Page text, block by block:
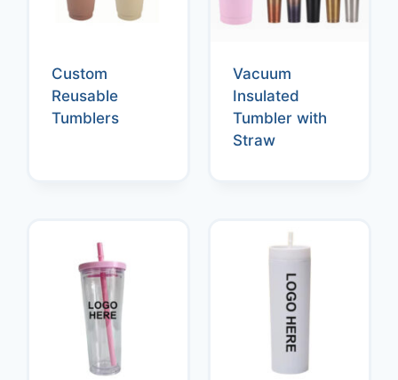
Custom
Reusable
Tumblers
Vacuum
Insulated
Tumbler with
Straw